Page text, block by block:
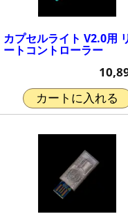
カプセルライト V2.0用
ートコントローラー
カートに入れる